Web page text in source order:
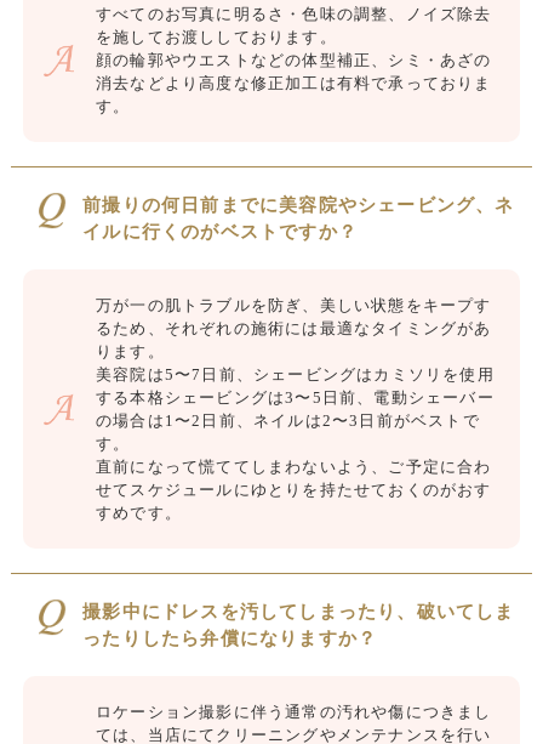
すべてのお写真に明るさ・色味の調整、ノイズ除去
を施してお渡ししております。
顔の輪郭やウエストなどの体型補正、シミ・あざの
消去などより高度な修正加工は有料で承っておりま
す。
前撮りの何日前までに美容院やシェービング、ネ
イルに行くのがベストですか？
万が一の肌トラブルを防ぎ、美しい状態をキープす
るため、それぞれの施術には最適なタイミングがあ
ります。
美容院は5〜7日前、シェービングはカミソリを使用
する本格シェービングは3〜5日前、電動シェーバー
の場合は1〜2日前、ネイルは2〜3日前がベストで
す。
直前になって慌ててしまわないよう、ご予定に合わ
せてスケジュールにゆとりを持たせておくのがおす
すめです。
撮影中にドレスを汚してしまったり、破いてしま
ったりしたら弁償になりますか？
ロケーション撮影に伴う通常の汚れや傷につきまし
ては、当店にてクリーニングやメンテナンスを行い